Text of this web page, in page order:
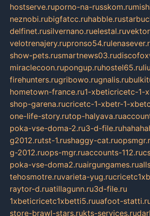
hostserve.ruporno-na-russkom.ru
neznobi.rubigfatcc.ruhabble.ru
delfinet.rusilvernano.ruelestal.ru
velotrenajery.rupronso54.ru
show-pets.rusmartnews03.ru
miraclecoon.rupongup.ruhostel65.ru
firehunters.rugribowo.rugnalis.ru
hometown-france.ru1-xbeticricetc-1-
shop-garena.rucricetc-1-xbetr-1-
one-life-story.rutop-halyava.ru
poka-vse-doma-2.ru3-d-file.ru
g2012.rutst-1.rushaggy-cat.ru
g-2012.ruops-mgr.ruaccounts-112.ru
poka-vse-doma2.ruairgungames.ru
tehosmotre.ruvarieta-yug.ru
raytor-d.ruatillagunn.ru3d-file.ru
1xbeticricetc1xbetti5.ruuafoot-
store-brawl-stars.rukts-services.ru